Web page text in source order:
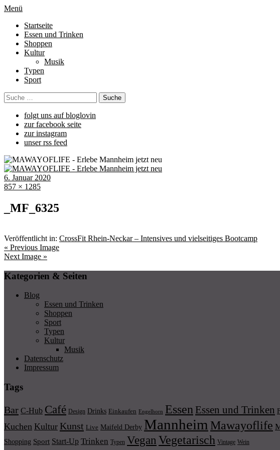
Menü
Startseite
Essen und Trinken
Shoppen
Kultur
Musik
Typen
Sport
folgt uns auf bloglovin
zur facebook seite
zur instagram
unser rss feed
6. Januar 2020
857 × 1285
_MF_6325
Veröffentlicht in: CrossFit Rhein-Neckar – Intensives und vielseitiges Bootcamp
« Previous Image
Next Image »
Kategorien & Seiten
Blog
Essen und Trinken
Shoppen
Sport
Typen
Kultur
Musik
Datenschutz
Impressum
Tags
Bar C-Hub Café Design Drinks Einkaufen Engelhorn Essen Essen und Trinken
Kuchen Kultur Kunst Live Maifeld Derby Mannheim Mawayoflife
Shopping Sport Start-Up Trinken Typen Vegan Vegetarisch Vintage Wein